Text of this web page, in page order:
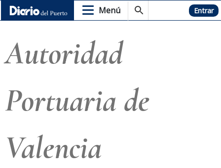
Menú Hemeroteca Entrar
Autoridad
Portuaria de
Valencia